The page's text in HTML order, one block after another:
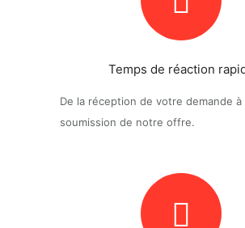
Temps de réaction
De la réception de votre demande à
soumission de notre offre.